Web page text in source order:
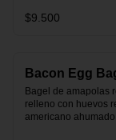
$9.500
Bacon Egg
Bagel de amapolas
relleno con huevos
americano